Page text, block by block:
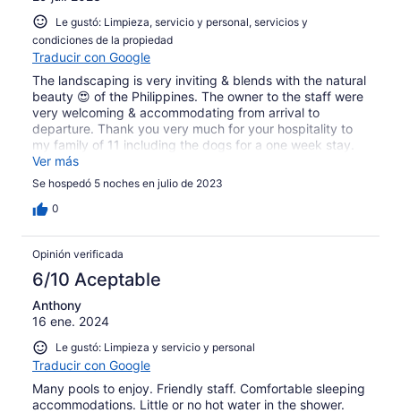
Le gustó: Limpieza, servicio y personal, servicios y
condiciones de la propiedad
Traducir con Google
The landscaping is very inviting & blends with the natural
beauty 😍 of the Philippines. The owner to the staff were
very welcoming & accommodating from arrival to
departure. Thank you very much for your hospitality to
my family of 11 including the dogs for a one week stay.
Kindly Sterling Hubbard sr.
Ver más
Se hospedó 5 noches en julio de 2023
0
Opinión verificada
6/10 Aceptable
Anthony
16 ene. 2024
Le gustó: Limpieza y servicio y personal
Traducir con Google
Many pools to enjoy. Friendly staff. Comfortable sleeping
accommodations. Little or no hot water in the shower.